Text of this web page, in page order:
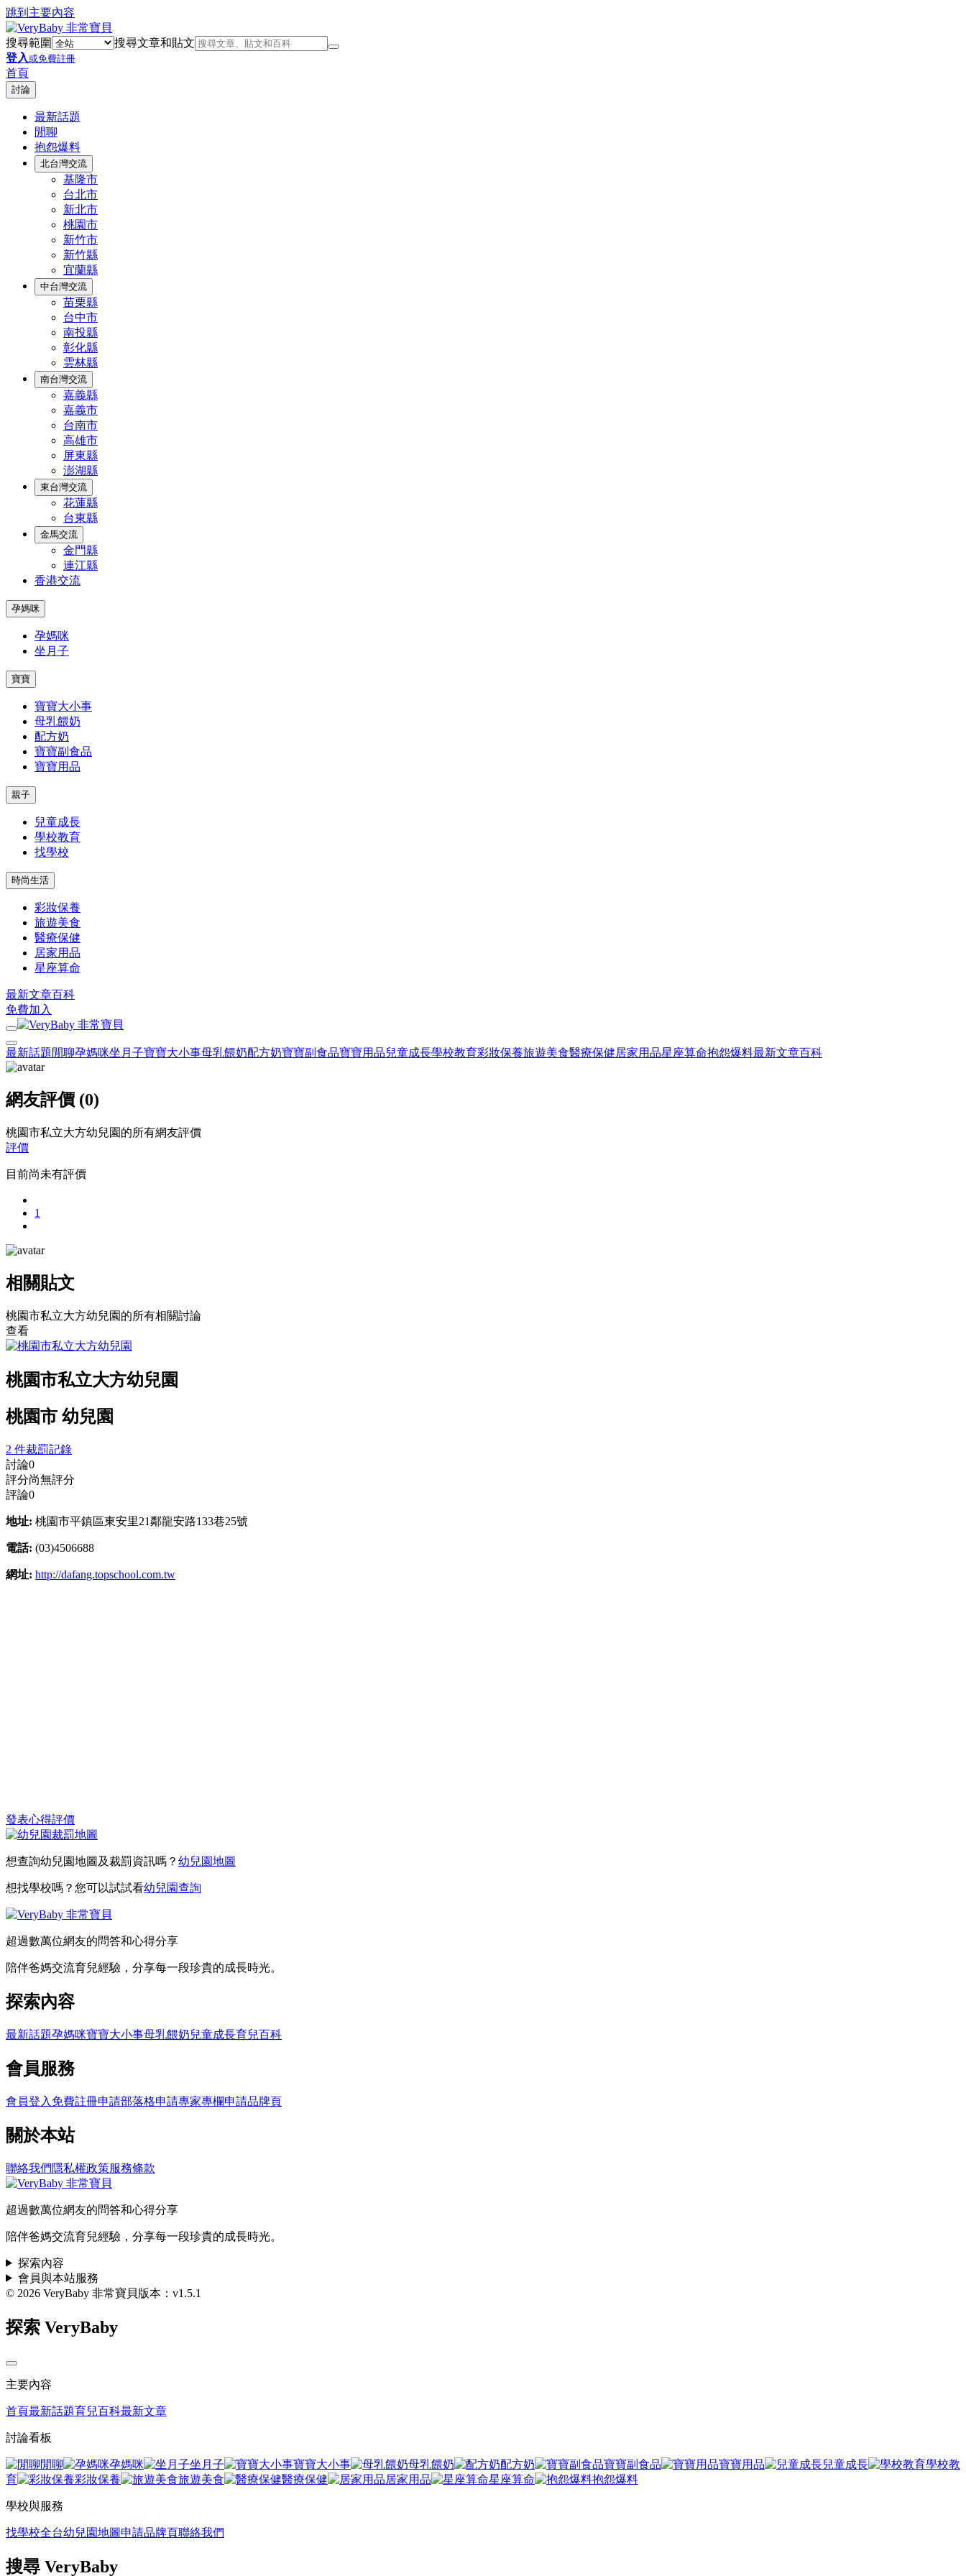
跳到主要內容
搜尋範圍
搜尋文章和貼文
登入或免費註冊
首頁
討論
最新話題
閒聊
抱怨爆料
北台灣交流
基隆市
台北市
新北市
桃園市
新竹市
新竹縣
宜蘭縣
中台灣交流
苗栗縣
台中市
南投縣
彰化縣
雲林縣
南台灣交流
嘉義縣
嘉義市
台南市
高雄市
屏東縣
澎湖縣
東台灣交流
花蓮縣
台東縣
金馬交流
金門縣
連江縣
香港交流
孕媽咪
孕媽咪
坐月子
寶寶
寶寶大小事
母乳餵奶
配方奶
寶寶副食品
寶寶用品
親子
兒童成長
學校教育
找學校
時尚生活
彩妝保養
旅遊美食
醫療保健
居家用品
星座算命
最新文章百科
免費加入
最新話題 閒聊孕媽咪坐月子寶寶大小事母乳餵奶配方奶寶寶副食品寶寶用品兒童成長學校教育彩妝保養旅遊美食醫療保健居家用品星座算命抱怨爆料最新文章百科
網友評價 (0)
桃園市私立大方幼兒園的所有網友評價
評價
目前尚未有評價
1
相關貼文
桃園市私立大方幼兒園的所有相關討論
查看
桃園市私立大方幼兒園
桃園市 幼兒園
2 件裁罰記錄
討論0
評分尚無評分
評論0
地址: 桃園市平鎮區東安里21鄰龍安路133巷25號
電話: (03)4506688
網址: http://dafang.topschool.com.tw
發表心得評價
想查詢幼兒園地圖及裁罰資訊嗎？ 幼兒園地圖
想找學校嗎？您可以試試看幼兒園查詢
超過數萬位網友的問答和心得分享
陪伴爸媽交流育兒經驗，分享每一段珍貴的成長時光。
探索內容
最新話題孕媽咪寶寶大小事母乳餵奶兒童成長育兒百科
會員服務
會員登入 免費註冊申請部落格申請專家專欄申請品牌頁
關於本站
聯絡我們 隱私權政策服務條款
超過數萬位網友的問答和心得分享
陪伴爸媽交流育兒經驗，分享每一段珍貴的成長時光。
探索內容
會員與本站服務
© 2026 VeryBaby 非常寶貝版本：v1.5.1
探索 VeryBaby
主要內容
首頁最新話題育兒百科最新文章
討論看板
閒聊 孕媽咪 坐月子 寶寶大小事 母乳餵奶 配方奶 寶寶副食品 寶寶用品 兒童成長
學校教
育
彩妝保養 旅遊美食 醫療保健 居家用品 星座算命 抱怨爆料
學校與服務
找學校全台幼兒園地圖 申請品牌頁聯絡我們
搜尋 VeryBaby